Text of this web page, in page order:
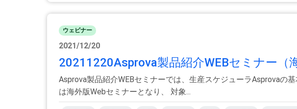
ウェビナー
2021/12/20
20211220Asprova製品紹介WEBセミナー（
Asprova製品紹介WEBセミナーでは、生産スケジューラAsprovaの
は海外版Webセミナーとなり、 対象...